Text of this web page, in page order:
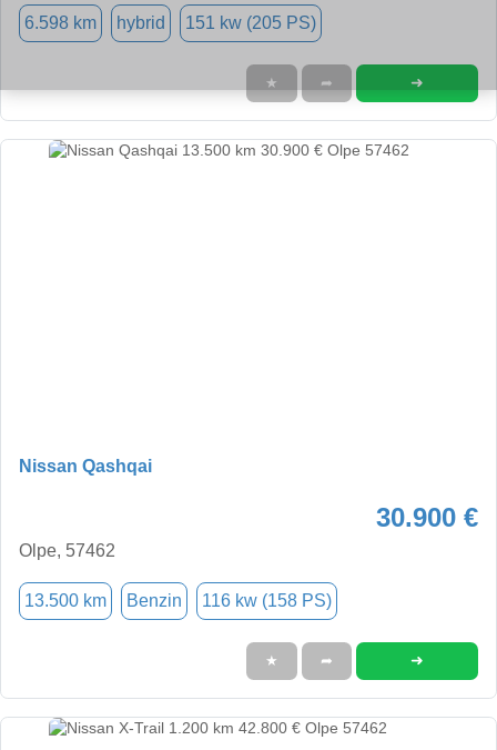
6.598 km hybrid 151 kw (205 PS)
★ ➦ ➜
Nissan Qashqai
30.900 €
Olpe, 57462
13.500 km Benzin 116 kw (158 PS)
★ ➦ ➜